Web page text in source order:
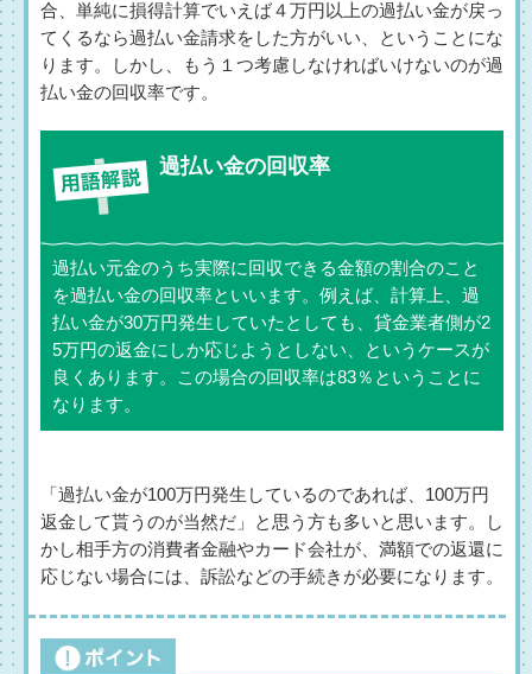
合、単純に損得計算でいえば４万円以上の過払い金が戻っ
てくるなら過払い金請求をした方がいい、ということにな
ります。しかし、もう１つ考慮しなければいけないのが過
払い金の回収率です。
過払い金の回収率
過払い元金のうち実際に回収できる金額の割合のこと
を過払い金の回収率といいます。例えば、計算上、過
払い金が30万円発生していたとしても、貸金業者側が2
5万円の返金にしか応じようとしない、というケースが
良くあります。この場合の回収率は83％ということに
なります。
「過払い金が100万円発生しているのであれば、100万円
返金して貰うのが当然だ」と思う方も多いと思います。し
かし相手方の消費者金融やカード会社が、満額での返還に
応じない場合には、訴訟などの手続きが必要になります。